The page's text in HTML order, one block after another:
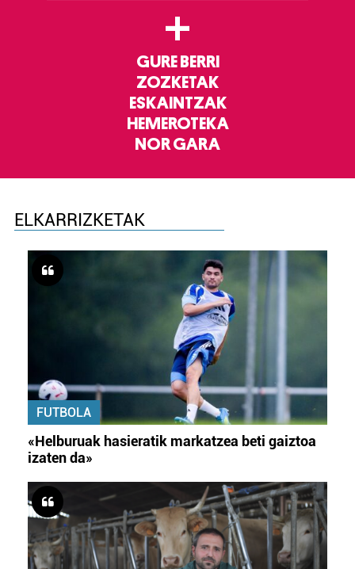
+
GURE BERRI
ZOZKETAK
ESKAINTZAK
HEMEROTEKA
NOR GARA
ELKARRIZKETAK
FUTBOLA
«Helburuak hasieratik markatzea beti gaiztoa
izaten da»